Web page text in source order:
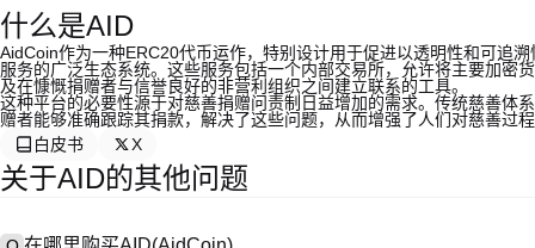
什么是AID
AidCoin作为一种ERC20代币运作，特别设计用于促进以透明性和可追
服务的广泛生态系统。这些服务包括一个内部交易所，允许将主要加密
及在慷慨捐赠者与信誉良好的非营利组织之间建立联系的工具。
这种平台的必要性源于对慈善捐赠问责制日益增加的需求。传统慈善体
赠者能够准确跟踪其捐款，解决了这些问题，从而增强了人们对慈善过
白皮书
X
关于AID的其他问题